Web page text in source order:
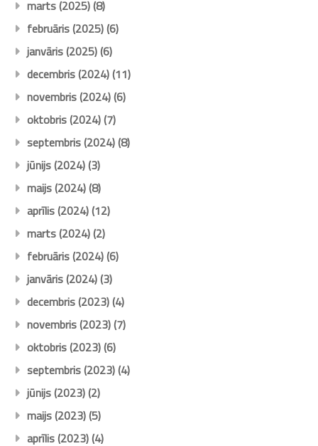
marts (2025)(8)
februāris (2025)(6)
janvāris (2025)(6)
decembris (2024)(11)
novembris (2024)(6)
oktobris (2024)(7)
septembris (2024)(8)
jūnijs (2024)(3)
maijs (2024)(8)
aprīlis (2024)(12)
marts (2024)(2)
februāris (2024)(6)
janvāris (2024)(3)
decembris (2023)(4)
novembris (2023)(7)
oktobris (2023)(6)
septembris (2023)(4)
jūnijs (2023)(2)
maijs (2023)(5)
aprīlis (2023)(4)